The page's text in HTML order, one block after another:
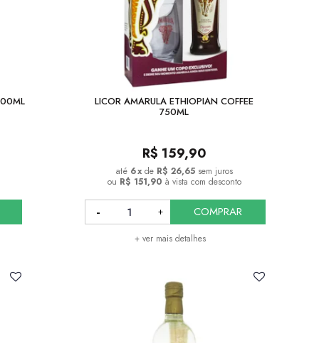
LICOR AMARULA ETHIOPIAN COFFEE
750ML
R$ 159,90
6x de R$ 26,65 sem juros
ou R$ 151,90 à vista com desconto
+ ver mais detalhes
COMPRAR